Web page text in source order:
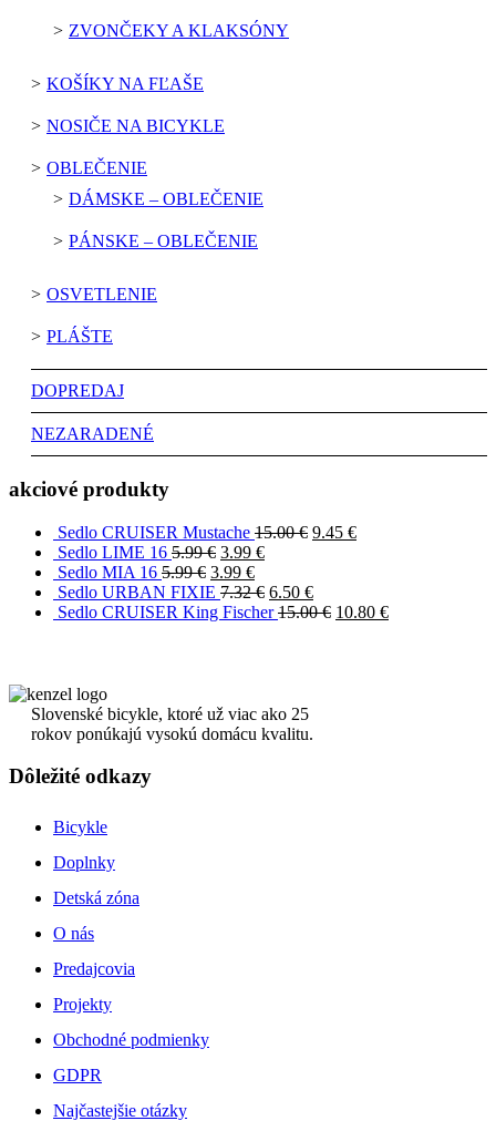
ZVONČEKY A KLAKSÓNY
KOŠÍKY NA FĽAŠE
NOSIČE NA BICYKLE
OBLEČENIE
DÁMSKE – OBLEČENIE
PÁNSKE – OBLEČENIE
OSVETLENIE
PLÁŠTE
DOPREDAJ
NEZARADENÉ
akciové produkty
Sedlo CRUISER Mustache 15.00€ 9.45 €
Sedlo LIME 16 5.99€ 3.99 €
Sedlo MIA 16 5.99€ 3.99 €
Sedlo URBAN FIXIE 7.32€ 6.50 €
Sedlo CRUISER King Fischer 15.00€ 10.80 €
Slovenské bicykle, ktoré už viac ako 25
rokov ponúkajú vysokú domácu kvalitu.
Dôležité odkazy
Bicykle
Doplnky
Detská zóna
O nás
Predajcovia
Projekty
Obchodné podmienky
GDPR
Najčastejšie otázky